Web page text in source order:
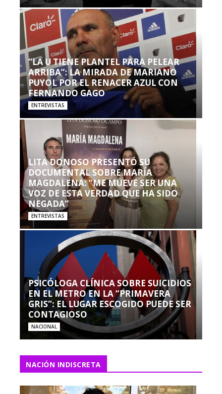
“LA U TIENE PLANTEL PARA PELEAR
ARRIBA”: LA MIRADA DE MARIANO
PUYOL POR EL RENACER AZUL CON
FERNANDO GAGO
ENTREVISTAS
LITA DONOSO PRESENTÓ SU
DOCUMENTAL SOBRE MARÍA
MAGDALENA: “ME MUEVE SER UNA
VOZ DE ESTA VERDAD QUE HA SIDO
NEGADA”
ENTREVISTAS
PSICÓLOGA CLÍNICA SOBRE SUICIDIOS
EN EL METRO EN LA “PRIMAVERA
GRIS”: EL LUGAR ESCOGIDO PUEDE SER
CONTAGIOSO
NACIONAL
NACIÓN INDISCRETA